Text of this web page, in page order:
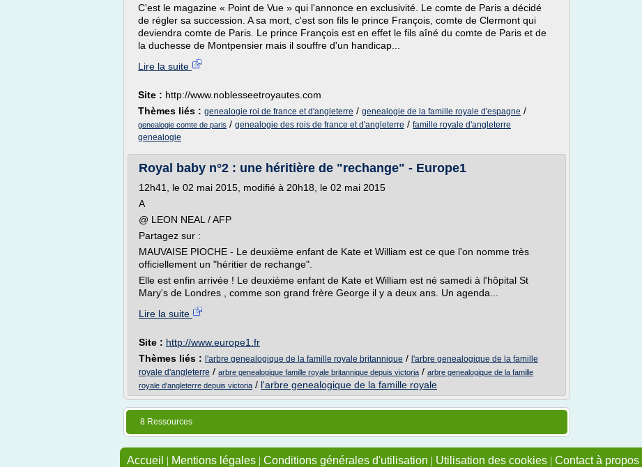
C'est le magazine « Point de Vue » qui l'annonce en exclusivité. Le comte de Paris a décidé
de régler sa succession. A sa mort, c'est son fils le prince François, comte de Clermont qui
deviendra comte de Paris. Le prince François est en effet le fils aîné du comte de Paris et de
la duchesse de Montpensier mais il souffre d'un handicap...
Lire la suite
Site : http://www.noblesseetroyautes.com
Thèmes liés : genealogie roi de france et d'angleterre / genealogie de la famille royale d'espagne /
genealogie comte de paris / genealogie des rois de france et d'angleterre / famille royale d'angleterre
genealogie
Royal baby n°2 : une héritière de "rechange" - Europe1
12h41, le 02 mai 2015, modifié à 20h18, le 02 mai 2015
A
@ LEON NEAL / AFP
Partagez sur :
MAUVAISE PIOCHE - Le deuxième enfant de Kate et William est ce que l'on nomme très
officiellement un "héritier de rechange".
Elle est enfin arrivée ! Le deuxième enfant de Kate et William est né samedi à l'hôpital St
Mary's de Londres , comme son grand frère George il y a deux ans. Un agenda...
Lire la suite
Site : http://www.europe1.fr
Thèmes liés : l'arbre genealogique de la famille royale britannique / l'arbre genealogique de la famille
royale d'angleterre / arbre genealogique famille royale britannique depuis victoria / arbre genealogique de la famille
royale d'angleterre depuis victoria / l'arbre genealogique de la famille royale
8 Ressources
Accueil | Mentions légales | Conditions générales d'utilisation | Utilisation des cookies | Contact à